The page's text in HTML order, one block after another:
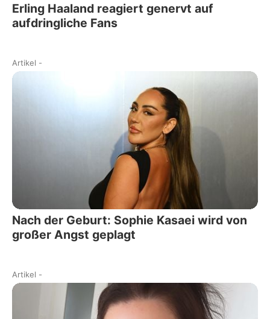
Erling Haaland reagiert genervt auf
aufdringliche Fans
Artikel -
Nach der Geburt: Sophie Kasaei wird von
großer Angst geplagt
Artikel -